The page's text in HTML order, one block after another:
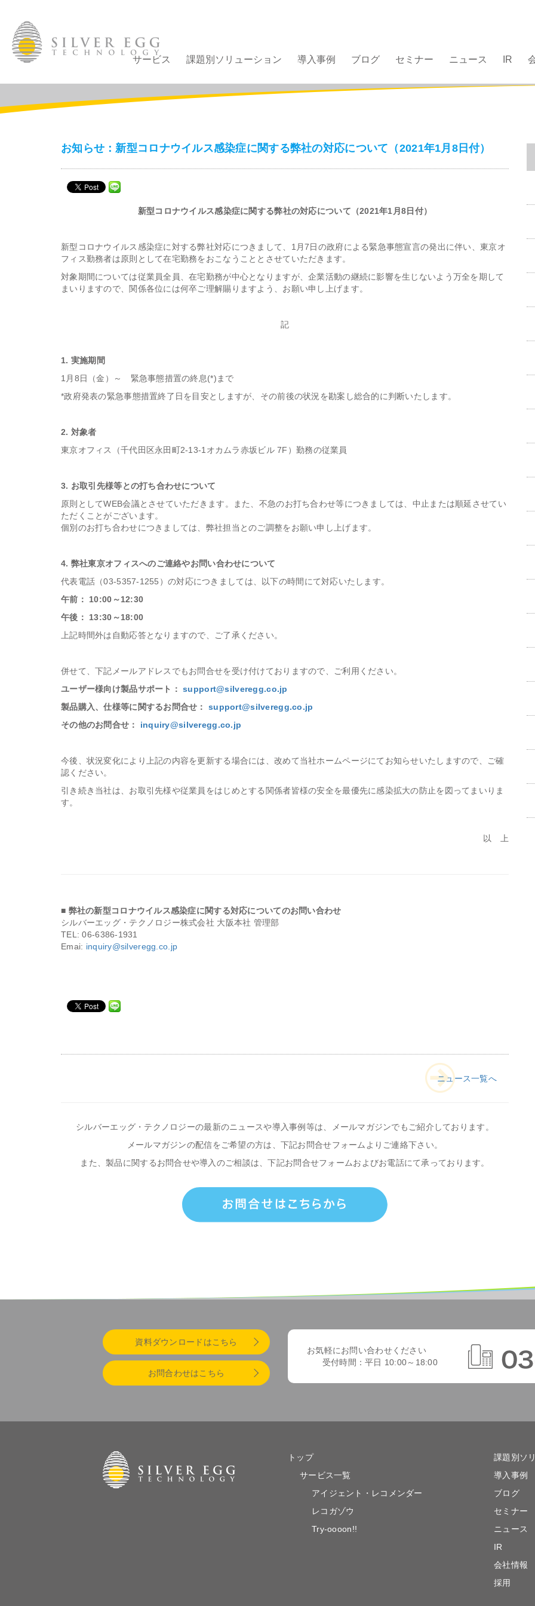
サービス 課題別ソリューション 導入事例 ブログ セミナー ニュース IR
お知らせ：新型コロナウイルス感染症に関する弊社の対応について（2021年1月8日付）
新型コロナウイルス感染症に関する弊社の対応について（2021年1月8日付）
新型コロナウイルス感染症に対する弊社対応につきまして、1月7日の政府による緊急事態宣言の発出に伴い、東京オ
フィス勤務者は原則として在宅勤務をおこなうこととさせていただきます。
対象期間については従業員全員、在宅勤務が中心となりますが、企業活動の継続に影響を生じないよう万全を期して
まいりますので、関係各位には何卒ご理解賜りますよう、お願い申し上げます。
記
1. 実施期間
1月8日（金）～ 緊急事態措置の終息(*)まで
*政府発表の緊急事態措置終了日を目安としますが、その前後の状況を勘案し総合的に判断いたします。
2. 対象者
東京オフィス（千代田区永田町2-13-1オカムラ赤坂ビル 7F）勤務の従業員
3. お取引先様等との打ち合わせについて
原則としてWEB会議とさせていただきます。また、不急のお打ち合わせ等につきましては、中止または順延させてい
ただくことがございます。
個別のお打ち合わせにつきましては、弊社担当とのご調整をお願い申し上げます。
4. 弊社東京オフィスへのご連絡やお問い合わせについて
代表電話（03-5357-1255）の対応につきましては、以下の時間にて対応いたします。
午前： 10:00～12:30
午後： 13:30～18:00
上記時間外は自動応答となりますので、ご了承ください。
併せて、下記メールアドレスでもお問合せを受け付けておりますので、ご利用ください。
ユーザー様向け製品サポート：support@silveregg.co.jp
製品購入、仕様等に関するお問合せ：support@silveregg.co.jp
その他のお問合せ： inquiry@silveregg.co.jp
今後、状況変化により上記の内容を更新する場合には、改めて当社ホームページにてお知らせいたしますので、ご確
認ください。
引き続き当社は、お取引先様や従業員をはじめとする関係者皆様の安全を最優先に感染拡大の防止を図ってまいりま
す。
以 上
■ 弊社の新型コロナウイルス感染症に関する対応についてのお問い合わせ
シルバーエッグ・テクノロジー株式会社 大阪本社 管理部
TEL: 06-6386-1931
Emai: inquiry@silveregg.co.jp
ニュース一覧へ
シルバーエッグ・テクノロジーの最新のニュースや導入事例等は、メールマガジンでもご紹介しております。
メールマガジンの配信をご希望の方は、下記お問合せフォームよりご連絡下さい。
また、製品に関するお問合せや導入のご相談は、下記お問合せフォームおよびお電話にて承っております。
資料ダウンロードはこちら
お問合わせはこちら
お気軽にお問い合わせください
受付時間：平日 10:00～18:00
トップ
サービス一覧
アイジェント・レコメンダー
レコガゾウ
Try-oooon!!
課題別ソ
導入事例
ブログ
セミナー
ニュース
IR
会社情報
採用